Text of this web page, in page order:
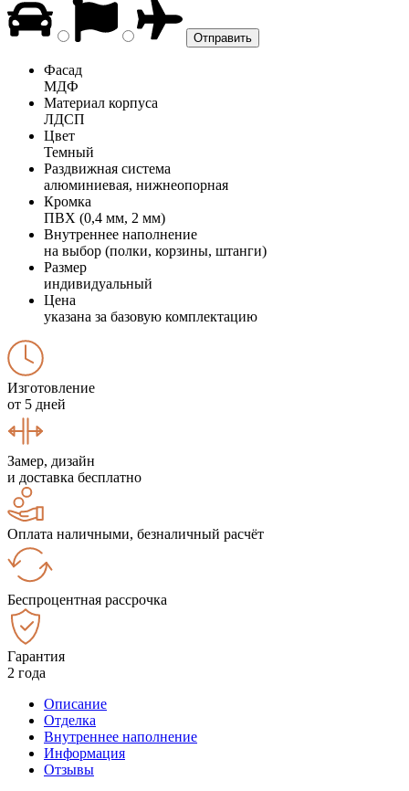
Фасад
МДФ
Материал корпуса
ЛДСП
Цвет
Темный
Раздвижная система
алюминиевая, нижнеопорная
Кромка
ПВХ (0,4 мм, 2 мм)
Внутреннее наполнение
на выбор (полки, корзины, штанги)
Размер
индивидуальный
Цена
указана за базовую комплектацию
Изготовление
от 5 дней
Замер, дизайн
и доставка бесплатно
Оплата наличными, безналичный расчёт
Беспроцентная рассрочка
Гарантия
2 года
Описание
Отделка
Внутреннее наполнение
Информация
Отзывы